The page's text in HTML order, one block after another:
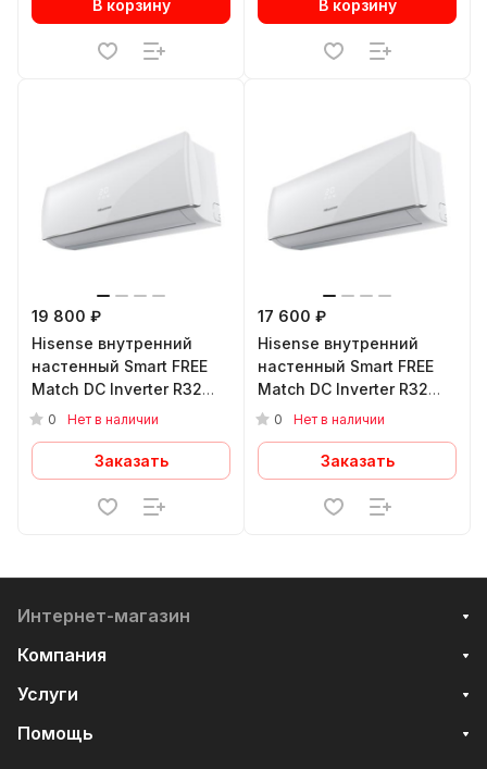
В корзину В корзину
19 800 ₽
Hisense внутренний
настенный Smart FREE
Match DC Inverter R32
AMS-09UW4RVEDB00
0 Нет в наличии
Заказать
17 600 ₽
Hisense внутренний
настенный Smart FREE
Match DC Inverter R32
AMS-07UW4RVEDB00H
0 Нет в наличии
Заказать
Интернет-магазин
Компания
Услуги
Помощь